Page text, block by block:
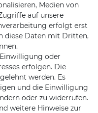
Medien von
auf unsere
erfolgt erst
diese Daten mit Dritten,
oder
erfolgen. Die
werden. Es
und die Einwilligung
oder zu widerrufen.
weitere Hinweise zur